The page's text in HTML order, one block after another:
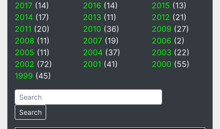
2017 (14) 2016 (14) 2015 (13)
2014 (17) 2013 (11) 2012 (21)
2011 (20) 2010 (36) 2009 (27)
2008 (11) 2007 (19) 2006 (2)
2005 (11) 2004 (37) 2003 (22)
2002 (72) 2001 (41) 2000 (55)
1999 (45)